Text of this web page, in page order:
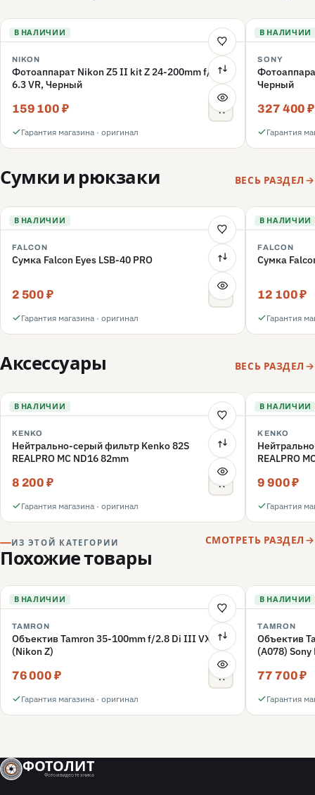
В НАЛИЧИИ
NIKON
Фотоаппарат Nikon Z5 II kit Z 24-200mm f/4-
6.3 VR, Черный
159 100 ₽
Гарантия магазина · оригинал
В НАЛИЧИИ
SONY
Черный
327 400 ₽
Гарантия
Сумки и рюкзаки ВЕСЬ РАЗДЕЛ
В НАЛИЧИИ
FALCON
Сумка Falcon Eyes LSB-40 PRO
2 500 ₽
Гарантия магазина · оригинал
В НАЛИЧИИ
FALCON
Сумка
12 100 ₽
Гарантия
Аксессуары ВЕСЬ РАЗДЕЛ
В НАЛИЧИИ
KENKO
Нейтрально-серый фильтр Kenko 82S
REALPRO MC ND16 82mm
8 200 ₽
Гарантия магазина · оригинал
В НАЛИЧИИ
KENKO
REALPRO
9 900 ₽
Гарантия
ИЗ ЭТОЙ КАТЕГОРИИ
Похожие товары
СМОТРЕТЬ РАЗДЕЛ
В НАЛИЧИИ
TAMRON
Объектив Tamron 35-100mm f/2.8 Di III VXD
(Nikon Z)
76 000 ₽
Гарантия магазина · оригинал
В НАЛИЧИИ
TAMRON
Объектив
(A078)
77 700 ₽
Гарантия
ФОТОЛИТ
Фото и видео техника